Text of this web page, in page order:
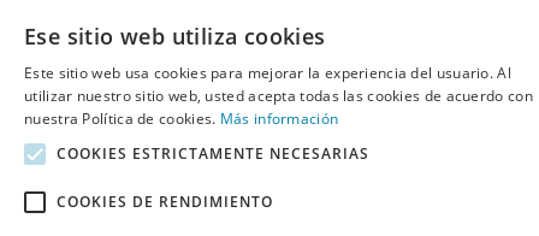
Ese sitio web utiliza cookies
Este sitio web usa cookies para mejorar la experiencia del usuario. Al
utilizar nuestro sitio web, usted acepta todas las cookies de acuerdo con
nuestra Política de cookies. Más información
COOKIES ESTRICTAMENTE NECESARIAS
COOKIES DE RENDIMIENTO